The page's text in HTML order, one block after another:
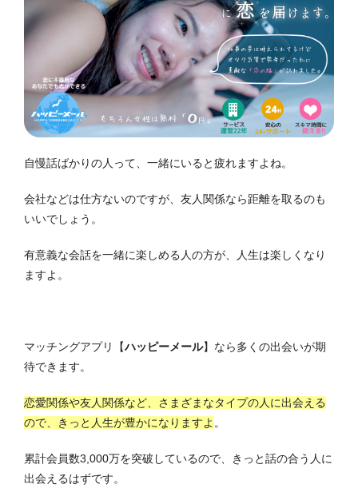
自慢話ばかりの人って、一緒にいると疲れますよね。
会社などは仕方ないのですが、友人関係なら距離を取るのも
いいでしょう。
有意義な会話を一緒に楽しめる人の方が、人生は楽しくなり
ますよ。
マッチングアプリ【ハッピーメール】なら多くの出会いが期
待できます。
恋愛関係や友人関係など、さまざまなタイプの人に出会える
ので、きっと人生が豊かになりますよ 。
累計会員数3,000万を突破しているので、きっと話の合う人に
出会えるはずです。